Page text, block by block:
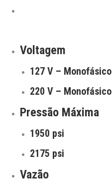
Voltagem
127 V – Monofásico
220 V – Monofásico
Pressão Máxima
1950 psi
2175 psi
Vazão